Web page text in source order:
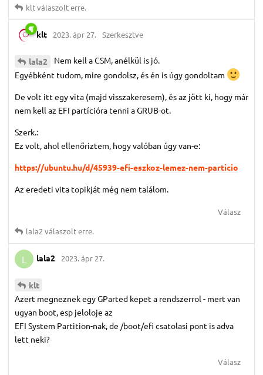
kltválaszolt erre.
klt 2023. ápr 27. Szerkesztve
lala2
Nem kell a CSM, anélkül is jó.
Egyébként tudom, mire gondolsz, és én is úgy gondoltam
De volt itt egy vita (majd visszakeresem), és az jött ki, hogy már
nem kell az EFI partícióra tenni a GRUB-ot.
Szerk.:
Ez volt, ahol ellenőriztem, hogy valóban úgy van-e:
https://ubuntu.hu/d/45939-efi-eszkoz-lemez-nem-particio
Az eredeti vita topikját még nem találom.
Válasz
lala2 válaszolt erre.
L lala2 2023. ápr 27.
klt
Azert megneznek egy GParted kepet a rendszerrol - mert van
ugyan boot, esp jeloloje az
EFI System Partition-nak, de /boot/efi csatolasi pont is adva
lett neki?
Válasz